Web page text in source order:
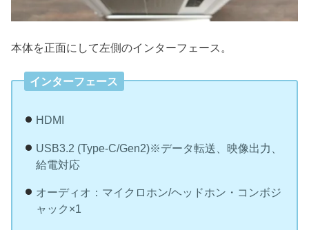
本体を正面にして左側のインターフェース。
インターフェース
HDMI
USB3.2 (Type-C/Gen2)※データ転送、映像出力、
給電対応
オーディオ：マイクロホン/ヘッドホン・コンボジ
ャック×1